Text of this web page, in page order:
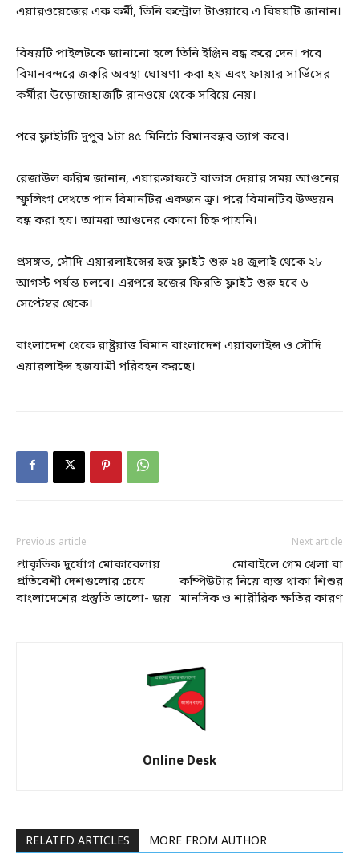
এয়ারওয়েজের এক কর্মী, তিনি কন্ট্রোল টাওয়ারে এ বিষয়টি জানান।
বিষয়টি পাইলটকে জানানো হলে তিনি ইঞ্জিন বন্ধ করে দেন। পরে
বিমানবন্দরে জরুরি অবস্থা ঘোষণা করা হয় এবং ফায়ার সার্ভিসের
কর্মীরা উড়োজাহাজটি রানওয়ে থেকে সরিয়ে নেয়।
পরে ফ্লাইটটি দুপুর ১টা ৪৫ মিনিটে বিমানবন্ধর ত্যাগ করে।
রেজাউল করিম জানান, এয়ারক্রাফটে বাতাস দেয়ার সময় আগুনের
স্ফুলিংগ দেখতে পান বিমানটির একজন ক্রু। পরে বিমানটির উড্ডয়ন
বন্ধ করা হয়। আমরা আগুনের কোনো চিহ্ন পায়নি।
প্রসঙ্গত, সৌদি এয়ারলাইন্সের হজ ফ্লাইট শুরু ২৪ জুলাই থেকে ২৮
আগস্ট পর্যন্ত চলবে। এরপরে হজের ফিরতি ফ্লাইট শুরু হবে ৬
সেপ্টেম্বর থেকে।
বাংলাদেশ থেকে রাষ্ট্রয়াত্ত বিমান বাংলাদেশ এয়ারলাইন্স ও সৌদি
এয়ারলাইন্স হজযাত্রী পরিবহন করছে।
Previous article
প্রাকৃতিক দুর্যোগ মোকাবেলায়
প্রতিবেশী দেশগুলোর চেয়ে
বাংলাদেশের প্রস্তুতি ভালো- জয়
Next article
মোবাইলে গেম খেলা বা
কম্পিউটার নিয়ে ব্যস্ত থাকা শিশুর
মানসিক ও শারীরিক ক্ষতির কারণ
Online Desk
RELATED ARTICLES MORE FROM AUTHOR